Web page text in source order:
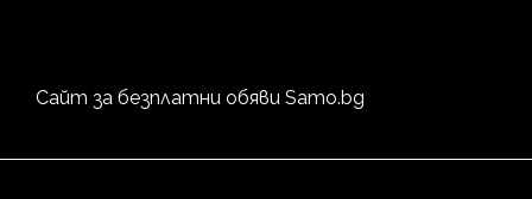
Сайт за безплатни обяви Samo.bg